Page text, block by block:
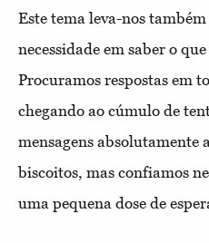
Este tema leva-nos
necessidade em saber o
Procuramos respostas em
chegando ao cúmulo de
mensagens absolutamente
biscoitos, mas confiamos
uma pequena dose de